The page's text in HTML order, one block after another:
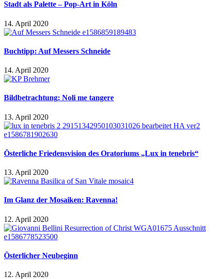
Stadt als Palette – Pop-Art in Köln
14. April 2020
Buchtipp: Auf Messers Schneide
14. April 2020
Bildbetrachtung: Noli me tangere
13. April 2020
Österliche Friedensvision des Oratoriums „Lux in tenebris“
13. April 2020
Im Glanz der Mosaiken: Ravenna!
12. April 2020
Österlicher Neubeginn
12. April 2020